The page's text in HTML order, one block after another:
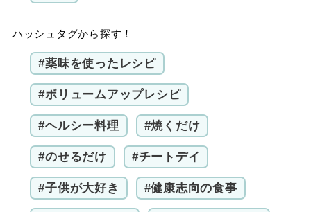
ハッシュタグから探す！
#薬味を使ったレシピ
#ボリュームアップレシピ
#ヘルシー料理 #焼くだけ
#のせるだけ #チートデイ
#子供が大好き #健康志向の食事